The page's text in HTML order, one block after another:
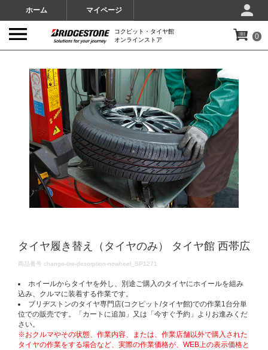
ホーム マイページ
コクピット・タイヤ館
オンラインストア
0
タイヤ履き替え（タイヤのみ） タイヤ館 西帯広
DETAILS
商品番号 change-tire-desorption-nowheel_SP1271
ホイールからタイヤを外し、別途ご購入のタイヤにホイールを組み
込み、クルマに装着する作業です。
ブリヂストンのタイヤ専門店(コクピット/タイヤ館)での作業1台分単
位での販売です。「カートに追加」又は「今すぐ予約」よりお進みくだ
さい。
※おクルマやその状態、作業内容、または、作業店舗以外で購入された
タイヤの作業をする場合など、実際の作業価格が、WEB上の表示価格と